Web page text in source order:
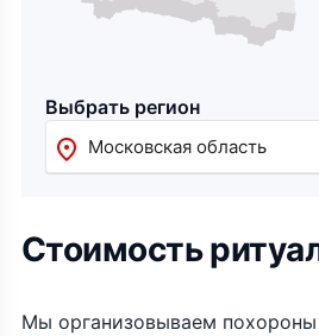
Выбрать регион
Московская область
Стоимость
Мы организовываем